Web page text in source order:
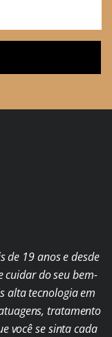
de 19 anos e desde
cuidar do seu bem-
alta tecnologia em
tratamento
você se sinta cada